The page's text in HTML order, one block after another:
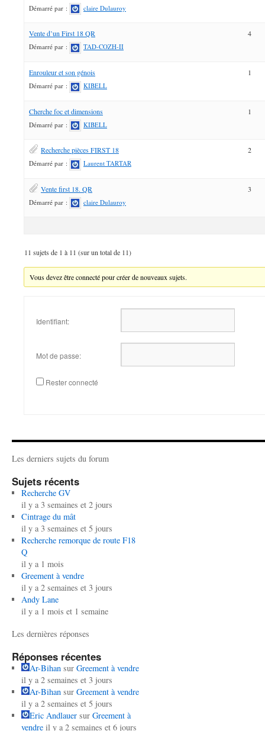
Démarré par : claire Dulauroy
Vente d’un First 18 QR
Démarré par : TAD-COZH-II
4
Enrouleur et son génois
Démarré par : KIBELL
1
Cherche foc et dimensions
Démarré par : KIBELL
1
Recherche pièces FIRST 18
Démarré par : Laurent TARTAR
2
Vente first 18. QR
Démarré par : claire Dulauroy
3
11 sujets de 1 à 11 (sur un total de 11)
Vous devez être connecté pour créer de nouveaux sujets.
Identifiant:
Mot de passe:
Rester connecté
Les derniers sujets du forum
Sujets récents
Recherche GV
il y a 3 semaines et 2 jours
Cintrage du mât
il y a 3 semaines et 5 jours
Recherche remorque de route F18
Q
il y a 1 mois
Greement à vendre
il y a 2 semaines et 3 jours
Andy Lane
il y a 1 mois et 1 semaine
Les dernières réponses
Réponses récentes
Ar-Bihansur Greement à vendre
il y a 2 semaines et 3 jours
Ar-Bihansur Greement à vendre
il y a 2 semaines et 5 jours
Eric Andlauersur Greement à
vendre il y a 2 semaines et 6 jours